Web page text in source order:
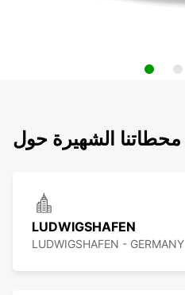
LUDWIGSHAFEN
LUDWIGSHAFEN - GERMANY